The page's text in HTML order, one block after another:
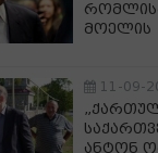
მოელის
11-09-
ანტონ